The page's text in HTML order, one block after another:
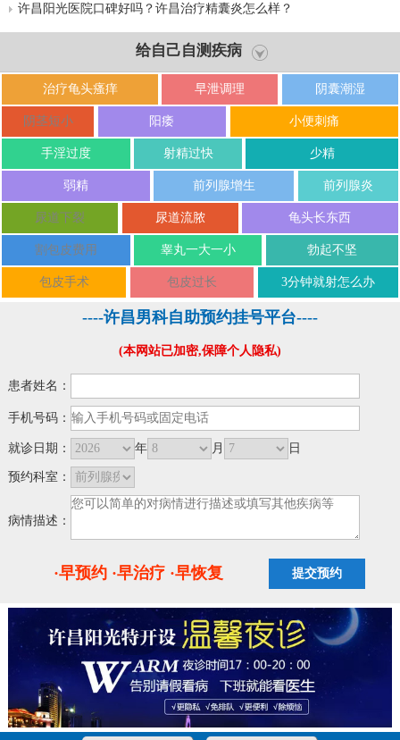
许昌阳光医院口碑好吗？许昌治疗精囊炎怎么样？
给自己自测疾病
治疗龟头瘙痒 早泄调理 阴囊潮湿
阴茎短小 阳痿 小便刺痛
手淫过度 射精过快 少精
弱精 前列腺增生 前列腺炎
尿道下裂 尿道流脓 龟头长东西
割包皮费用 睾丸一大一小 勃起不坚
包皮手术 包皮过长 3分钟就射怎么办
----许昌男科自助预约挂号平台----
(本网站已加密,保障个人隐私)
患者姓名：
手机号码：
就诊日期： 年 月 日
预约科室：
病情描述：
·早预约 ·早治疗 ·早恢复